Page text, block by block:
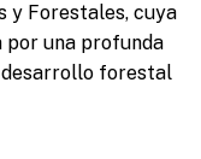
y Forestales, cuya
por una profunda
desarrollo forestal